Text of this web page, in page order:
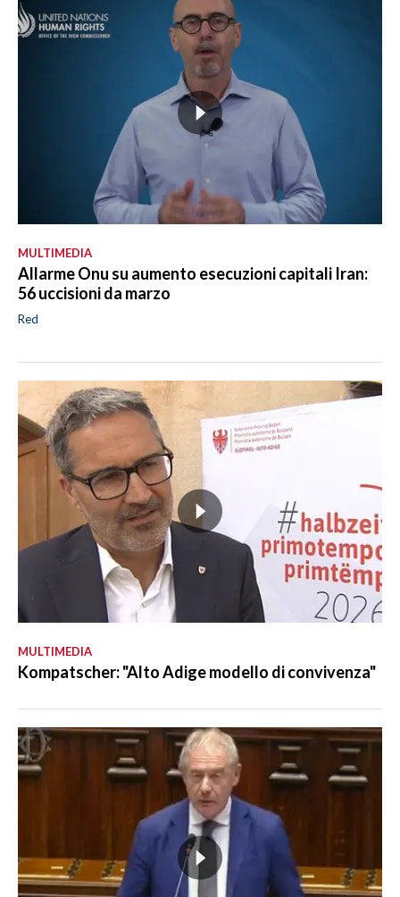
MULTIMEDIA
Allarme Onu su aumento esecuzioni capitali Iran:
56 uccisioni da marzo
Red
MULTIMEDIA
Kompatscher: "Alto Adige modello di convivenza"